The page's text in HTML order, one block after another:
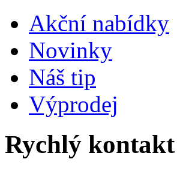
Akční nabídky
Novinky
Náš tip
Výprodej
Rychlý kontakt